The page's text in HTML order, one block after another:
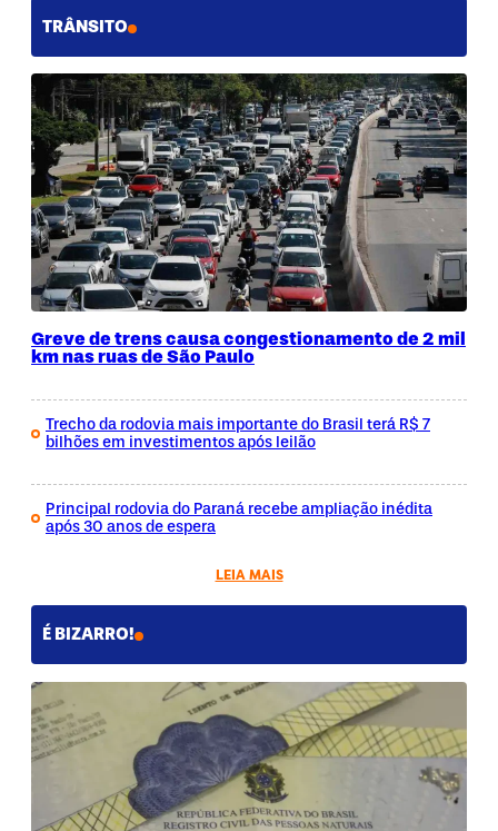
TRÂNSITO
Greve de trens causa congestionamento de 2 mil
km nas ruas de São Paulo
Trecho da rodovia mais importante do Brasil terá R$ 7
bilhões em investimentos após leilão
Principal rodovia do Paraná recebe ampliação inédita
após 30 anos de espera
LEIA MAIS
É BIZARRO!